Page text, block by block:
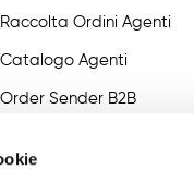
Raccolta Ordini Agenti
Catalogo Agenti
Order Sender B2B